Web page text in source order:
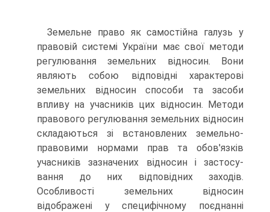
Земельне право як самостійна галузь у
правовій системі України має свої методи
регулювання земельних відносин. Вони
являють со­бою відповідні характерові
земельних відносин способи та засоби
впливу на учасників цих відносин. Методи
правового регулювання земельних відносин
складаються зі встановлених земельно-
правовими нормами прав та обов'язків
учасників зазначених відносин і застосу­
вання до них відповідних заходів.
Особливості земельних відносин
відображені у специфічному поєднанні